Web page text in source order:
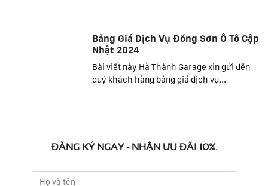
Bảng Giá Dịch Vụ Đồng Sơn Ô Tô Cập
Nhật 2024
Bài viết này Hà Thành Garage xin gửi đến
quý khách hàng bảng giá dịch vụ...
ĐĂNG KÝ NGAY - NHẬN ƯU ĐÃI 10%.